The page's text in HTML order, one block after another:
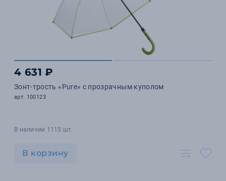
4 631 ₽
Зонт-трость «Pure» с прозрачным куполом
арт. 100123
В наличии 1115 шт.
В корзину